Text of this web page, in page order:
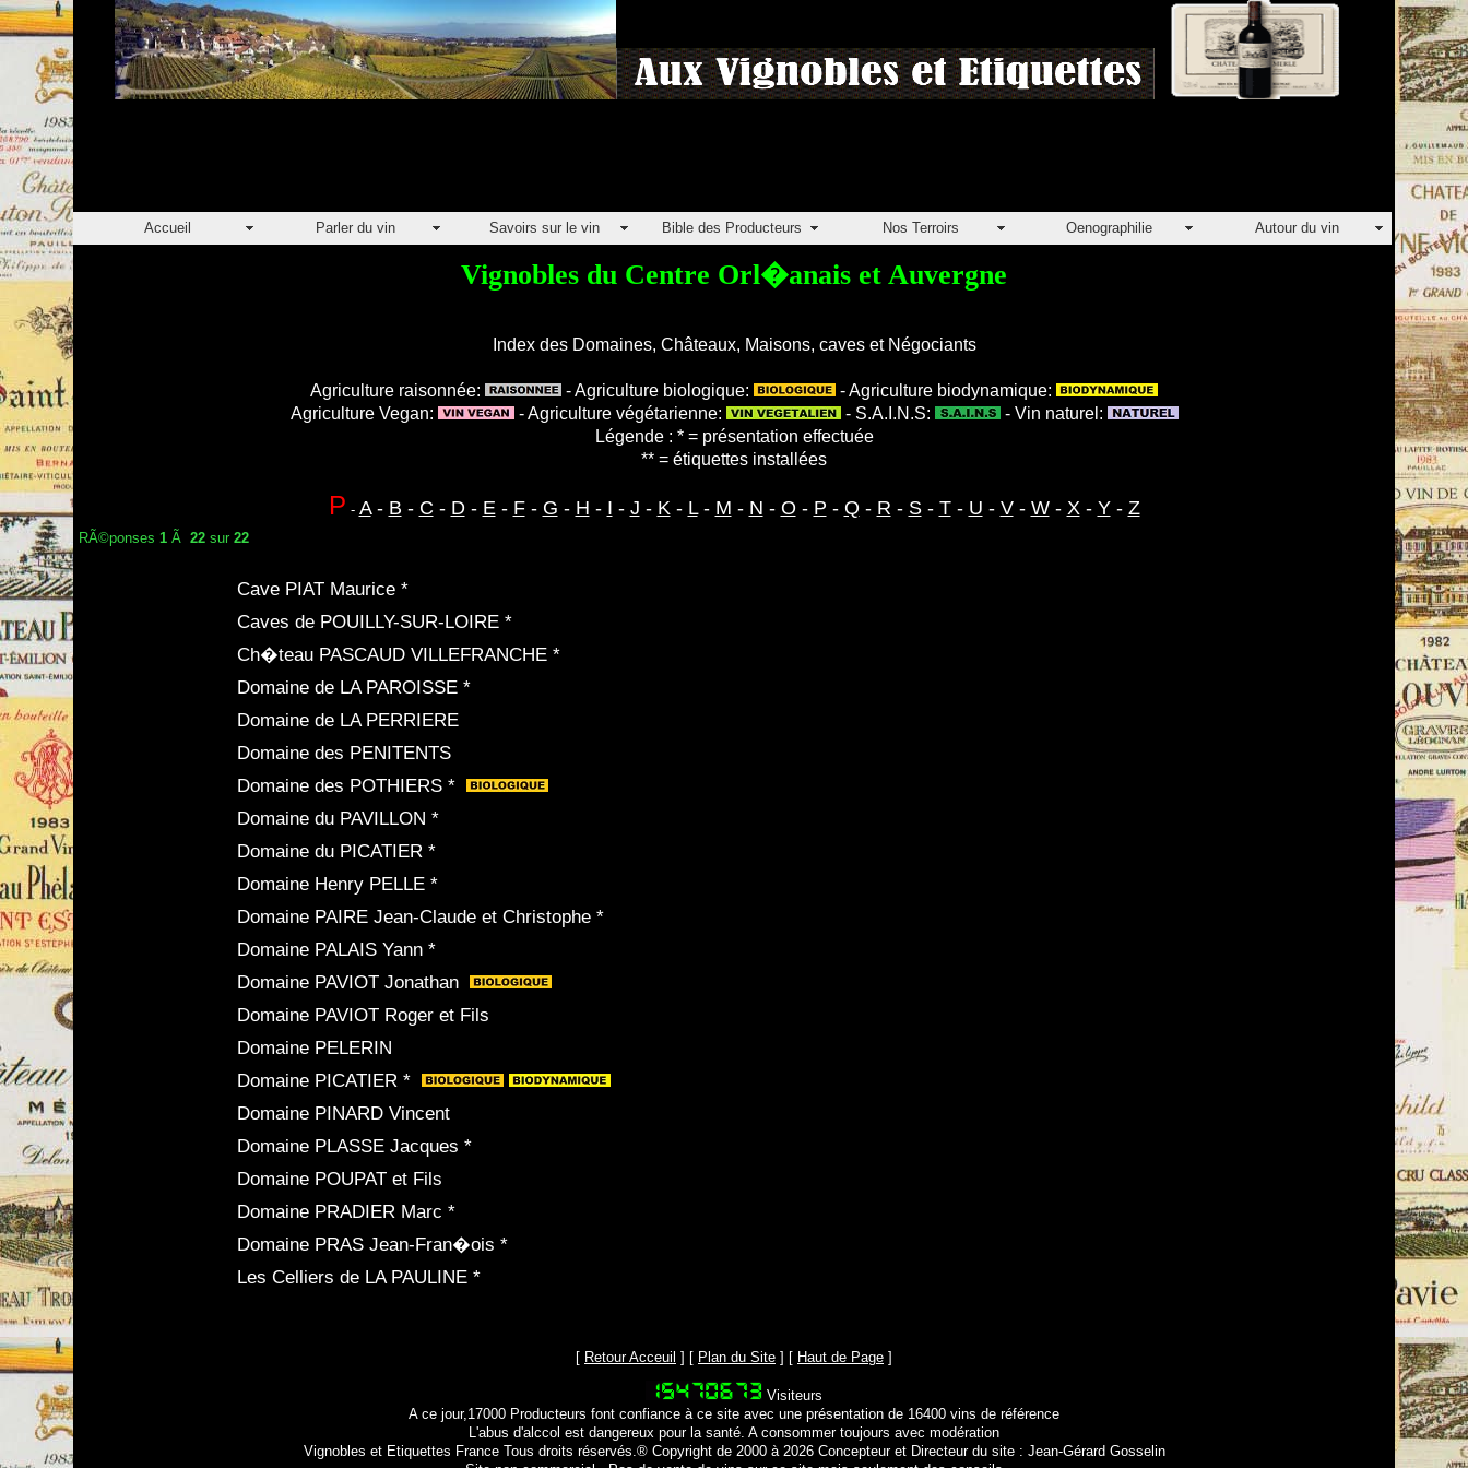
Accueil Parler du vin Savoirs sur le vin Bible des Producteurs Nos Terroirs Oenographilie Autour du vin
Vignobles du Centre Orl�anais et Auvergne
Index des Domaines, Châteaux, Maisons, caves et Négociants
Agriculture raisonnée: - Agriculture biologique:
- Agriculture biodynamique:
Agriculture Vegan:
- Agriculture végétarienne: - S.A.I.N.S:
- Vin naturel:
Légende : * = présentation effectuée
** = étiquettes installées
P - A- B - C - D- E- F- G - H - I - J - K- L- M - N - O - P - Q- R - S- T- U - V- W- X- Y- Z
RÃ©ponses1 Ã22 sur22
Cave PIAT Maurice *
Caves de POUILLY-SUR-LOIRE *
Ch�teau PASCAUD VILLEFRANCHE *
Domaine de LA PAROISSE *
Domaine de LA PERRIERE
Domaine des PENITENTS
Domaine des POTHIERS *
Domaine du PAVILLON *
Domaine du PICATIER *
Domaine Henry PELLE *
Domaine PAIRE Jean-Claude et Christophe *
Domaine PALAIS Yann *
Domaine PAVIOT Jonathan
Domaine PAVIOT Roger et Fils
Domaine PELERIN
Domaine PICATIER *
Domaine PINARD Vincent
Domaine PLASSE Jacques *
Domaine POUPAT et Fils
Domaine PRADIER Marc *
Domaine PRAS Jean-Fran�ois *
Les Celliers de LA PAULINE *
[ Retour Acceuil ] [ Plan du Site ] [ Haut de Page ]
Visiteurs
A ce jour,17000 Producteurs font confiance à ce site avec une présentation de 16400 vins de référence
L'abus d'alccol est dangereux pour la santé. A consommer toujours avec modération
Vignobles et Etiquettes France Tous droits réservés.® Copyright de 2000 à 2026 Concepteur et Directeur du site : Jean-Gérard Gosselin